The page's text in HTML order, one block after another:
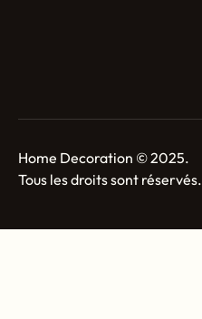
Home Decoration © 2025.
Tous les droits sont réservés.